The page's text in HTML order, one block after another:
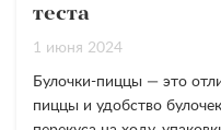
теста
1 июня 2024
Булочки-пиццы — это
пиццы и удобство